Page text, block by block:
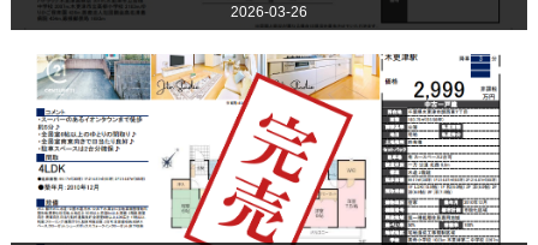
2026-03-26